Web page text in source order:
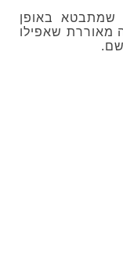
שמתבטא באופן
מאוררת שאפילו
שם.